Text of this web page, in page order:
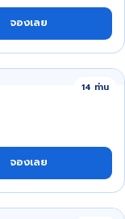
จองเลย
14 ท่าน
จองเลย